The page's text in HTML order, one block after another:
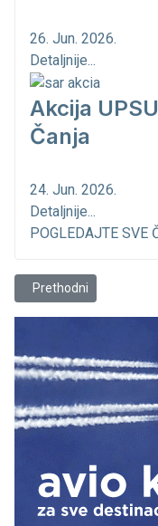
26. Jun. 2026.
Detaljnije...
Akcija
Čanja
24. Jun. 2026.
Detaljnije...
POGLEDAJTE SVE
Prethodni članak: Foto
Prethodni